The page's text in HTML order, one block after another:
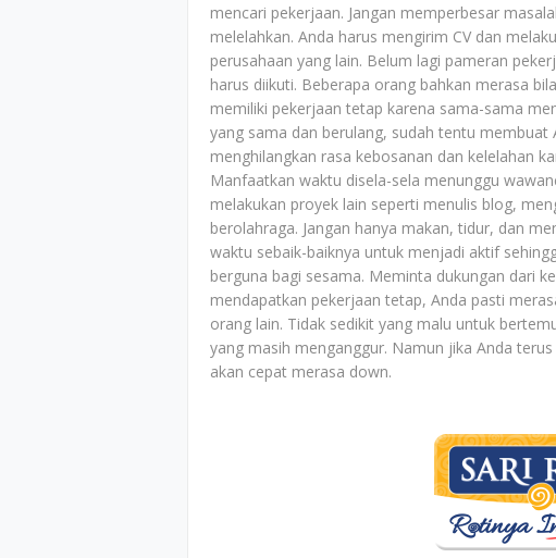
mencari pekerjaan. Jangan memperbesar
melelahkan. Anda harus mengirim CV dan
perusahaan yang lain. Belum lagi pameran
harus diikuti. Beberapa orang bahkan merasa
memiliki pekerjaan tetap karena sama-sama
yang sama dan berulang, sudah tentu
menghilangkan rasa kebosanan dan kelelahan
Manfaatkan waktu disela-sela menunggu
melakukan proyek lain seperti menulis blog,
berolahraga. Jangan hanya makan, tidur, dan
waktu sebaik-baiknya untuk menjadi aktif
berguna bagi sesama. Meminta dukungan dari
mendapatkan pekerjaan tetap, Anda pasti
orang lain. Tidak sedikit yang malu untuk
yang masih menganggur. Namun jika Anda
akan cepat merasa down.